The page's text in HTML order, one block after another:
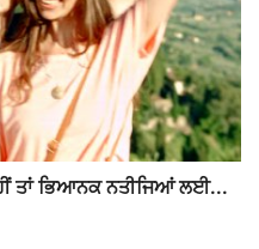
ਤਾਂ ਭਿਆਨਕ ਨਤੀਜਿਆਂ ਲਈ...